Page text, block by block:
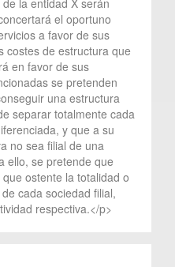
el oportuno
a favor de sus
costes de estructura que
en favor de sus
se pretenden
una estructura
separar totalmente cada
y que a su
no sea filial de una
ello, se pretende que
ostente la totalidad o
cada sociedad filial,
respectiva.</p>